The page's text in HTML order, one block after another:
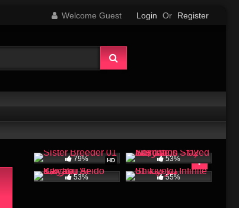
Welcome Guest Login Or Register
HD
79% 53%
53% 55%